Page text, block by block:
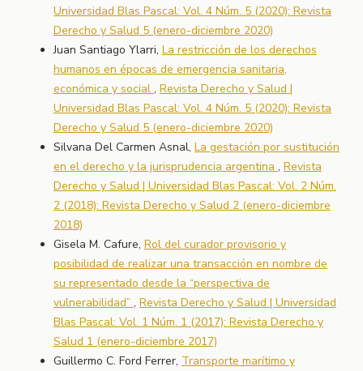
Universidad Blas Pascal: Vol. 4 Núm. 5 (2020): Revista
Derecho y Salud 5 (enero-diciembre 2020)
Juan Santiago Ylarri, La restricción de los derechos
humanos en épocas de emergencia sanitaria,
económica y social , Revista Derecho y Salud |
Universidad Blas Pascal: Vol. 4 Núm. 5 (2020): Revista
Derecho y Salud 5 (enero-diciembre 2020)
Silvana Del Carmen Asnal, La gestación por sustitución
en el derecho y la jurisprudencia argentina , Revista
Derecho y Salud | Universidad Blas Pascal: Vol. 2 Núm.
2 (2018): Revista Derecho y Salud 2 (enero-diciembre
2018)
Gisela M. Cafure, Rol del curador provisorio y
posibilidad de realizar una transacción en nombre de
su representado desde la “perspectiva de
vulnerabilidad” , Revista Derecho y Salud | Universidad
Blas Pascal: Vol. 1 Núm. 1 (2017): Revista Derecho y
Salud 1 (enero-diciembre 2017)
Guillermo C. Ford Ferrer, Transporte marítimo y